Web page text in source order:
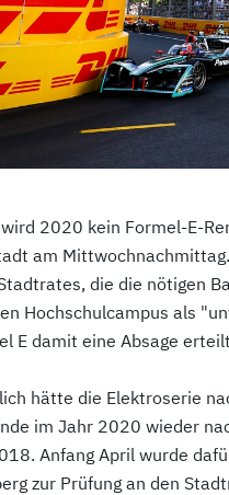
2020 kein Formel-E-
am
die die nötigen
Hochschulcampus als
E damit eine Absage
hätte die Elektroserie
im Jahr 2020 wieder
Anfang April wurde
zur Prüfung an den